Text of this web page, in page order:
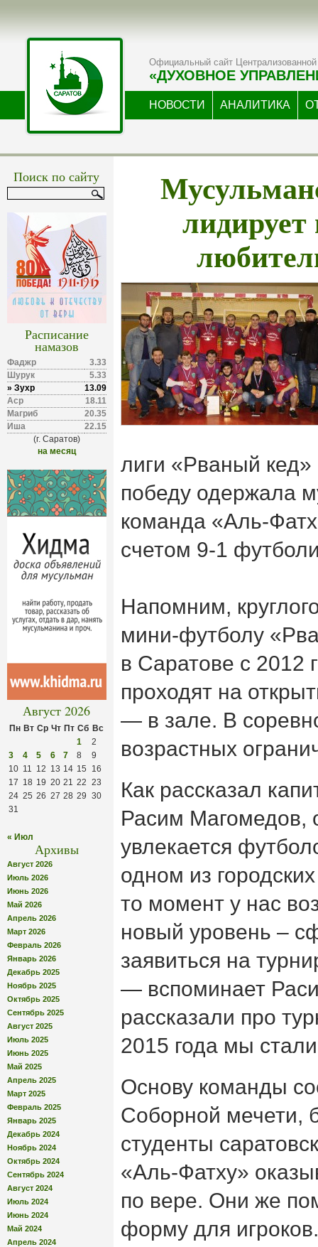
Официальный сайт Централизованной
«ДУХОВНОЕ
НОВОСТИ АНАЛИТИКА
Поиск по сайту
Расписание
намазов
Фаджр
3.33
Шурук
5.33
» Зухр
13.09
Аср
18.11
Магриб
20.35
Иша
22.15
(г. Саратов)
на месяц
Август 2026
Пн Вт Ср Чт Пт Сб Вс
1
2
3
4 5 6 7 8
9
10 11 12 13 14 15
16
17 18 19 20 21 22 23
24 25 26 27 28 29 30
31
« Июл
Архивы
Август 2026
Июль 2026
Июнь 2026
Май 2026
Апрель 2026
Март 2026
Февраль 2026
Январь 2026
Декабрь 2025
Ноябрь 2025
Октябрь 2025
Сентябрь 2025
Август 2025
Июль 2025
Июнь 2025
Май 2025
Апрель 2025
Март 2025
Февраль 2025
Январь 2025
Декабрь 2024
Ноябрь 2024
Октябрь 2024
Сентябрь 2024
Август 2024
Июль 2024
Июнь 2024
Май 2024
Апрель 2024
лидирует
лиги «Рваный
победу одержала
команда «Аль-
счетом 9-1
Напомним,
мини-футболу
в Саратове с 2012
проходят на
— в зале. В
возрастных
Как рассказал
Расим Магомедов,
увлекается
одном из
то момент у нас
новый уровень –
заявиться на
— вспоминает
рассказали про
2015 года мы
Основу команды
Соборной мечети,
студенты
«Аль-Фатху»
по вере. Они же
форму для игроков.